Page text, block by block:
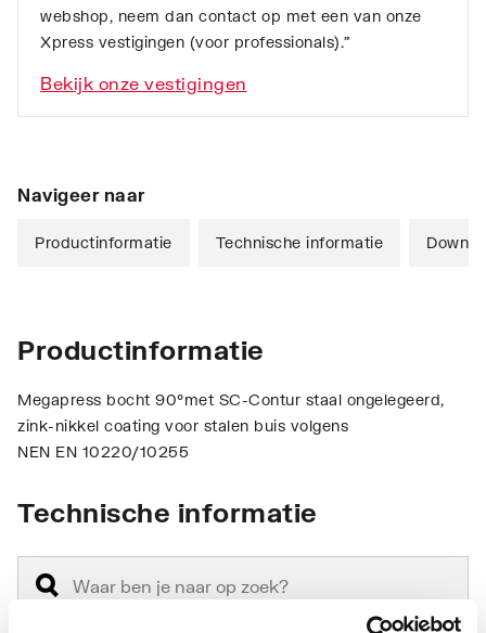
webshop, neem dan contact op met een van onze
Xpress vestigingen (voor professionals).”
Bekijk onze vestigingen
Navigeer naar
Productinformatie Technische informatie
Productinformatie
Megapress bocht 90°met SC-Contur staal ongelegeerd,
zink-nikkel coating voor stalen buis volgens
NEN EN 10220/10255
Technische informatie